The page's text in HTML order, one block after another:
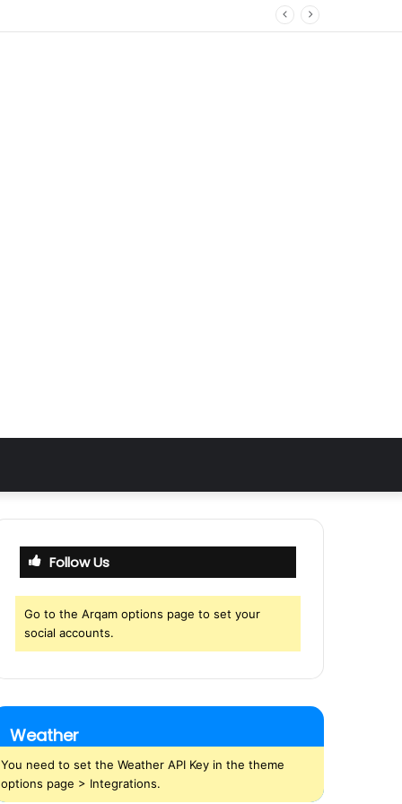
Follow Us
Go to the Arqam options page to set your
social accounts.
Weather
You need to set the Weather API Key in the theme
options page > Integrations.